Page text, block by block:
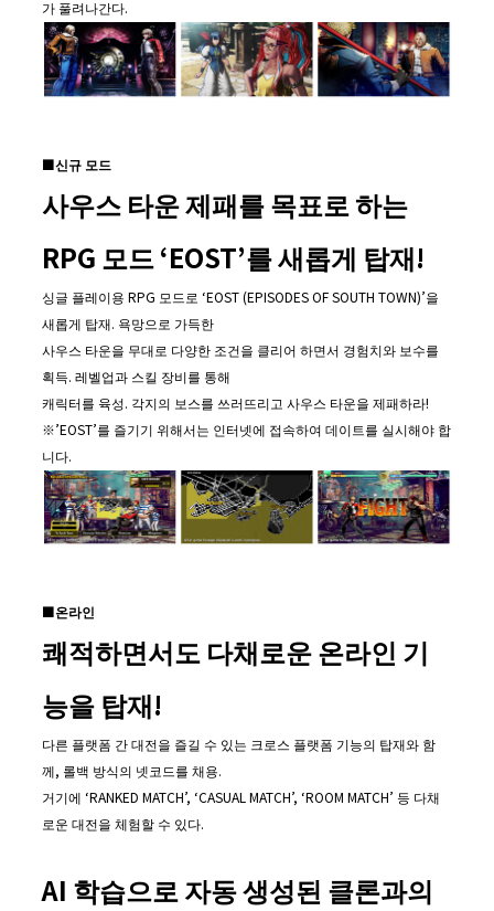
가 풀려나간다.
■신규 모드
사우스 타운 제패를 목표로 하는
RPG 모드‘EOST’를 새롭게 탑재!
싱글 플레이용 RPG 모드로 ‘EOST (EPISODES OF SOUTH TOWN)’을
새롭게 탑재. 욕망으로 가득한
사우스 타운을 무대로 다양한 조건을 클리어 하면서 경험치와 보수를
획득. 레벨업과 스킬 장비를 통해
캐릭터를 육성. 각지의 보스를 쓰러뜨리고 사우스 타운을 제패하라!
※’EOST’를 즐기기 위해서는 인터넷에 접속하여 데이트를 실시해야 합
니다.
■온라인
쾌적하면서도 다채로운 온라인 기
능을 탑재!
다른 플랫폼 간 대전을 즐길 수 있는 크로스 플랫폼 기능의 탑재와 함
께, 롤백 방식의 넷코드를 채용.
거기에 ‘RANKED MATCH’, ‘CASUAL MATCH’, ‘ROOM MATCH’ 등 다채
로운 대전을 체험할 수 있다.
AI 학습으로 자동 생성된 클론과의